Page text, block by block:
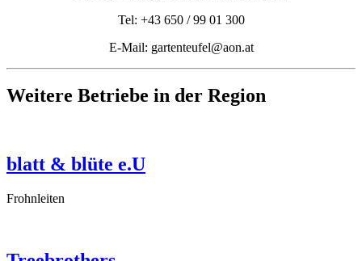
Tel: +43 650 / 99 01 300
E-Mail: gartenteufel@aon.at
Weitere Betriebe in der Region
blatt & blüte e.U
Frohnleiten